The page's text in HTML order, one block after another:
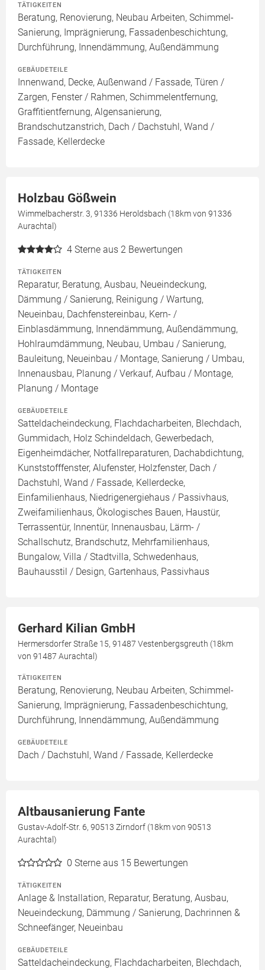
TÄTIGKEITEN
Beratung, Renovierung, Neubau Arbeiten, Schimmel-
Sanierung, Imprägnierung, Fassadenbeschichtung,
Durchführung, Innendämmung, Außendämmung
GEBÄUDETEILE
Innenwand, Decke, Außenwand / Fassade, Türen /
Zargen, Fenster / Rahmen, Schimmelentfernung,
Graffitientfernung, Algensanierung,
Brandschutzanstrich, Dach / Dachstuhl, Wand /
Fassade, Kellerdecke
Holzbau Gößwein
Wimmelbacherstr. 3, 91336 Heroldsbach (18km von 91336
Aurachtal)
4 Sterne aus 2 Bewertungen
TÄTIGKEITEN
Reparatur, Beratung, Ausbau, Neueindeckung,
Dämmung / Sanierung, Reinigung / Wartung,
Neueinbau, Dachfenstereinbau, Kern- /
Einblasdämmung, Innendämmung, Außendämmung,
Hohlraumdämmung, Neubau, Umbau / Sanierung,
Bauleitung, Neueinbau / Montage, Sanierung / Umbau,
Innenausbau, Planung / Verkauf, Aufbau / Montage,
Planung / Montage
GEBÄUDETEILE
Satteldacheindeckung, Flachdacharbeiten, Blechdach,
Gummidach, Holz Schindeldach, Gewerbedach,
Eigenheimdächer, Notfallreparaturen, Dachabdichtung,
Kunststofffenster, Alufenster, Holzfenster, Dach /
Dachstuhl, Wand / Fassade, Kellerdecke,
Einfamilienhaus, Niedrigenergiehaus / Passivhaus,
Zweifamilienhaus, Ökologisches Bauen, Haustür,
Terrassentür, Innentür, Innenausbau, Lärm- /
Schallschutz, Brandschutz, Mehrfamilienhaus,
Bungalow, Villa / Stadtvilla, Schwedenhaus,
Bauhausstil / Design, Gartenhaus, Passivhaus
Gerhard Kilian GmbH
Hermersdorfer Straße 15, 91487 Vestenbergsgreuth (18km
von 91487 Aurachtal)
TÄTIGKEITEN
Beratung, Renovierung, Neubau Arbeiten, Schimmel-
Sanierung, Imprägnierung, Fassadenbeschichtung,
Durchführung, Innendämmung, Außendämmung
GEBÄUDETEILE
Dach / Dachstuhl, Wand / Fassade, Kellerdecke
Altbausanierung Fante
Gustav-Adolf-Str. 6, 90513 Zirndorf (18km von 90513
Aurachtal)
0 Sterne aus 15 Bewertungen
TÄTIGKEITEN
Anlage & Installation, Reparatur, Beratung, Ausbau,
Neueindeckung, Dämmung / Sanierung, Dachrinnen &
Schneefänger, Neueinbau
GEBÄUDETEILE
Satteldacheindeckung, Flachdacharbeiten, Blechdach,